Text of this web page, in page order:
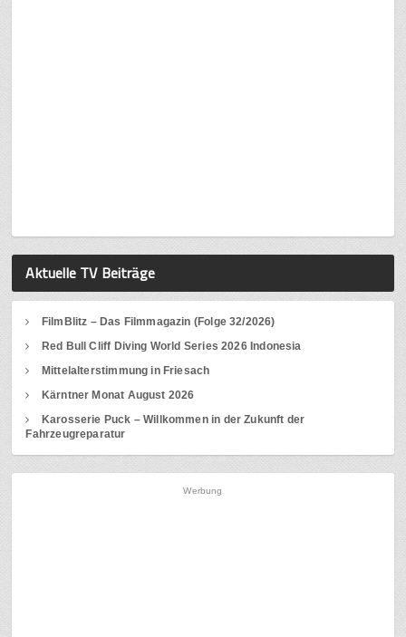
Aktuelle TV Beiträge
FilmBlitz – Das Filmmagazin (Folge 32/2026)
Red Bull Cliff Diving World Series 2026 Indonesia
Mittelalterstimmung in Friesach
Kärntner Monat August 2026
Karosserie Puck – Willkommen in der Zukunft der
Fahrzeugreparatur
Werbung